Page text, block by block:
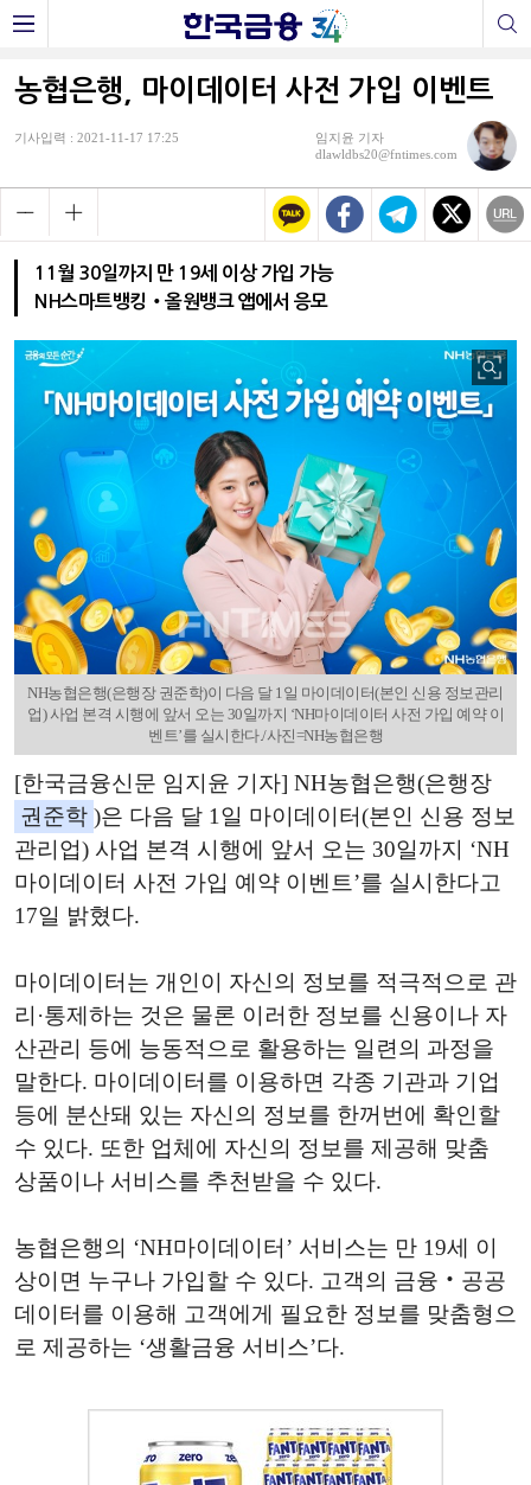
농협은행, 마이데이터 사전 가입 이벤트
기사입력 : 2021-11-17 17:25
임지윤 기자
dlawldbs20@fntimes.com
11월 30일까지 만 19세 이상 가입 가능
NH스마트뱅킹‧올원뱅크 앱에서 응모
NH농협은행(은행장 권준학)이 다음 달 1일 마이데이터(본인 신용 정보관리
업) 사업 본격 시행에 앞서 오는 30일까지 ‘NH마이데이터 사전 가입 예약 이
벤트’를 실시한다./사진=NH농협은행
[한국금융신문 임지윤 기자] NH농협은행(은행장
권준학 )은 다음 달 1일 마이데이터(본인 신용 정보
관리업) 사업 본격 시행에 앞서 오는 30일까지 ‘NH
마이데이터 사전 가입 예약 이벤트’를 실시한다고
17일 밝혔다.
마이데이터는 개인이 자신의 정보를 적극적으로 관
리·통제하는 것은 물론 이러한 정보를 신용이나 자
산관리 등에 능동적으로 활용하는 일련의 과정을
말한다. 마이데이터를 이용하면 각종 기관과 기업
등에 분산돼 있는 자신의 정보를 한꺼번에 확인할
수 있다. 또한 업체에 자신의 정보를 제공해 맞춤
상품이나 서비스를 추천받을 수 있다.
농협은행의 ‘NH마이데이터’ 서비스는 만 19세 이
상이면 누구나 가입할 수 있다. 고객의 금융‧공공
데이터를 이용해 고객에게 필요한 정보를 맞춤형으
로 제공하는 ‘생활금융 서비스’다.